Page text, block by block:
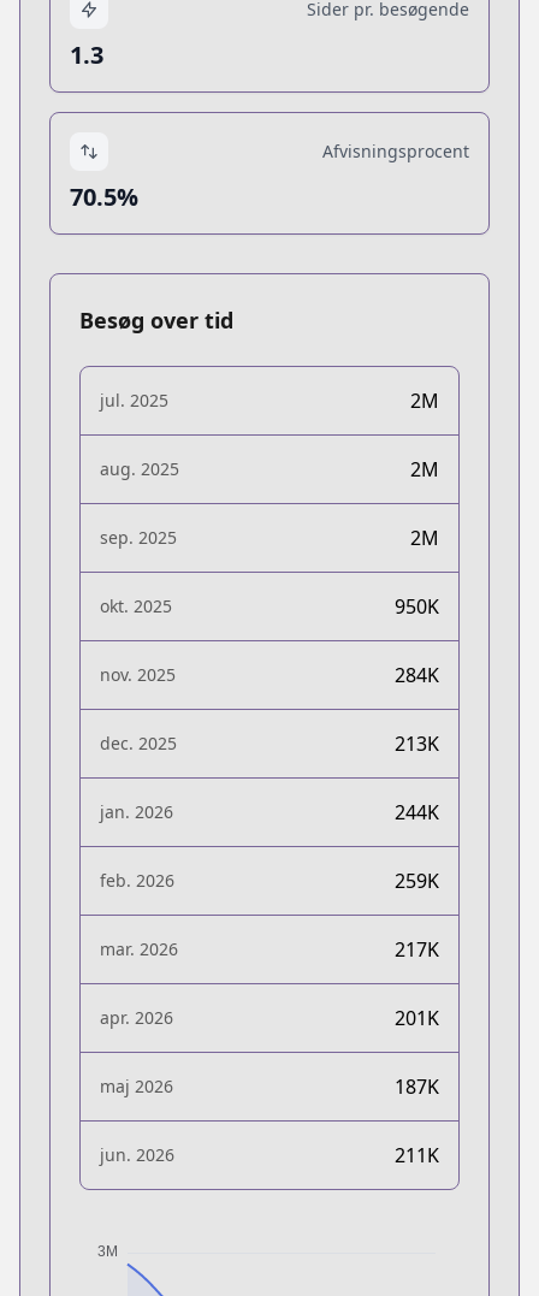
Sider pr. besøgende
1.3
Afvisningsprocent
70.5%
Besøg over tid
jul. 2025 2M
aug. 2025 2M
sep. 2025 2M
okt. 2025 950K
nov. 2025 284K
dec. 2025 213K
jan. 2026 244K
feb. 2026 259K
mar. 2026 217K
apr. 2026 201K
maj 2026 187K
jun. 2026 211K